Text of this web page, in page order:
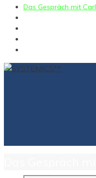
Das Gespräch mit Carl